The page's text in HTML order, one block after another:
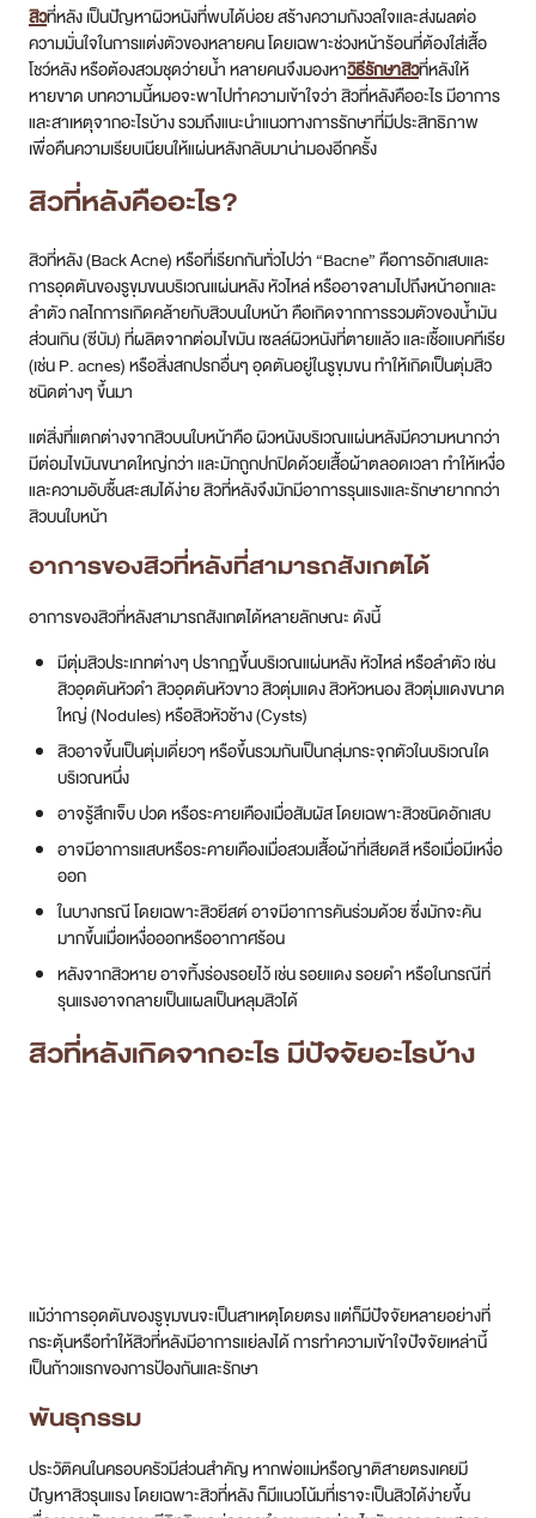
บทความ
โปรโมชั่น
รายชื่อสาขา
สาขา Stadium One
สาขา Asoke
สาขา MRT สุทธิสาร
สาขา เซ็นทรัลปิ่นเกล้า
สาขา บางนา
สาขา CDC
สาขา นครปฐม
ไทย
สิวที่หลัง เป็นปัญหาผิวหนังที่พบได้บ่อย สร้างความกังวลใจและส่งผลต่อ
ความมั่นใจในการแต่งตัวของหลายคน โดยเฉพาะช่วงหน้าร้อนที่ต้องใส่เสื้อ
โชว์หลัง หรือต้องสวมชุดว่ายน้ำ หลายคนจึงมองหาวิธีรักษาสิวที่หลังให้
หายขาด บทความนี้หมอจะพาไปทำความเข้าใจว่า สิวที่หลังคืออะไร มีอาการ
และสาเหตุจากอะไรบ้าง รวมถึงแนะนำแนวทางการรักษาที่มีประสิทธิภาพ
เพื่อคืนความเรียบเนียนให้แผ่นหลังกลับมาน่ามองอีกครั้ง
สิวที่หลังคืออะไร?
สิวที่หลัง (Back Acne) หรือที่เรียกกันทั่วไปว่า “Bacne” คือการอักเสบและ
การอุดตันของรูขุมขนบริเวณแผ่นหลัง หัวไหล่ หรืออาจลามไปถึงหน้าอกและ
ลำตัว กลไกการเกิดคล้ายกับสิวบนใบหน้า คือเกิดจากการรวมตัวของน้ำมัน
ส่วนเกิน (ซีบัม) ที่ผลิตจากต่อมไขมัน เซลล์ผิวหนังที่ตายแล้ว และเชื้อแบคทีเรีย
(เช่น P. acnes) หรือสิ่งสกปรกอื่นๆ อุดตันอยู่ในรูขุมขน ทำให้เกิดเป็นตุ่มสิว
ชนิดต่างๆ ขึ้นมา
แต่สิ่งที่แตกต่างจากสิวบนใบหน้าคือ ผิวหนังบริเวณแผ่นหลังมีความหนากว่า
มีต่อมไขมันขนาดใหญ่กว่า และมักถูกปกปิดด้วยเสื้อผ้าตลอดเวลา ทำให้เหงื่อ
และความอับชื้นสะสมได้ง่าย สิวที่หลังจึงมักมีอาการรุนแรงและรักษายากกว่า
สิวบนใบหน้า
อาการของสิวที่หลังที่สามารถสังเกตได้
อาการของสิวที่หลังสามารถสังเกตได้หลายลักษณะ ดังนี้
มีตุ่มสิวประเภทต่างๆ ปรากฏขึ้นบริเวณแผ่นหลัง หัวไหล่ หรือลำตัว เช่น
สิวอุดตันหัวดำ สิวอุดตันหัวขาว สิวตุ่มแดง สิวหัวหนอง สิวตุ่มแดงขนาด
ใหญ่ (Nodules) หรือสิวหัวช้าง (Cysts)
สิวอาจขึ้นเป็นตุ่มเดี่ยวๆ หรือขึ้นรวมกันเป็นกลุ่มกระจุกตัวในบริเวณใด
บริเวณหนึ่ง
อาจรู้สึกเจ็บ ปวด หรือระคายเคืองเมื่อสัมผัส โดยเฉพาะสิวชนิดอักเสบ
อาจมีอาการแสบหรือระคายเคืองเมื่อสวมเสื้อผ้าที่เสียดสี หรือเมื่อมีเหงื่อ
ออก
ในบางกรณี โดยเฉพาะสิวยีสต์ อาจมีอาการคันร่วมด้วย ซึ่งมักจะคัน
มากขึ้นเมื่อเหงื่อออกหรืออากาศร้อน
หลังจากสิวหาย อาจทิ้งร่องรอยไว้ เช่น รอยแดง รอยดำ หรือในกรณีที่
รุนแรงอาจกลายเป็นแผลเป็นหลุมสิวได้
สิวที่หลังเกิดจากอะไร มีปัจจัยอะไรบ้าง
ประวัติคนในครอบครัวมีส่วนสำคัญ หากพ่อแม่หรือญาติสายตรงเคยมี
ปัญหาสิวรุนแรง โดยเฉพาะสิวที่หลัง ก็มีแนวโน้มที่เราจะเป็นสิวได้ง่ายขึ้น
เนื่องจากพันธุกรรมมีอิทธิพลต่อการทำงานของต่อมไขมัน การตอบสนอง
ของการเกิดสิว สำหรับผู้ที่มีแนวโน้มทางพันธุกรรม อาจจำเป็นต้องดูแลผิว
การใช้ยาบางชนิด